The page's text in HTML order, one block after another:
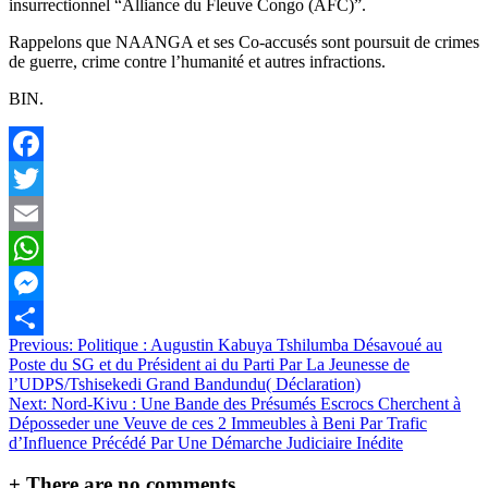
insurrectionnel “Alliance du Fleuve Congo (AFC)”.
Rappelons que NAANGA et ses Co-accusés sont poursuit de crimes
de guerre, crime contre l’humanité et autres infractions.
BIN.
Facebook
Twitter
Email
WhatsApp
Messenger
Partager
Navigation
de
l’article
Previous: Politique : Augustin Kabuya Tshilumba Désavoué au
Poste du SG et du Président ai du Parti Par La Jeunesse de
l’UDPS/Tshisekedi Grand Bandundu( Déclaration)
Next: Nord-Kivu : Une Bande des Présumés Escrocs Cherchent à
Déposseder une Veuve de ces 2 Immeubles à Beni Par Trafic
d’Influence Précédé Par Une Démarche Judiciaire Inédite